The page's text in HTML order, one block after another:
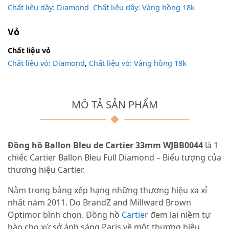
MÔ TẢ SẢN PHẨM
Đồng hồ Ballon Bleu de Cartier 33mm WJBB0044 là 1
chiếc Cartier Ballon Bleu Full Diamond – Biểu tượng của
thương hiệu Cartier.
Nằm trong bảng xếp hạng những thương hiệu xa xỉ
nhất năm 2011. Do BrandZ and Millward Brown
Optimor bình chọn. Đồng hồ Cartier đem lại niềm tự
Chất liệu dây: Diamond Chất liệu dây: Vàng hồng 18k
Vỏ
Chất liệu vỏ
Chất liệu vỏ: Diamond, Chất liệu vỏ: Vàng hồng 18k